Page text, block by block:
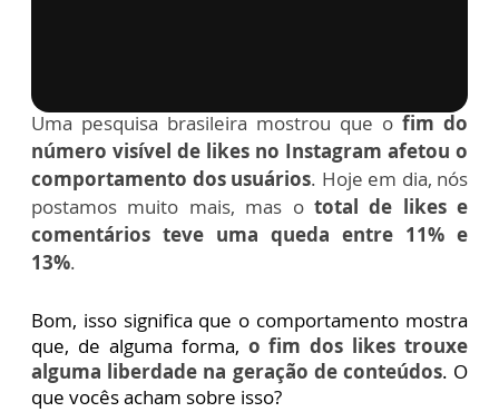
Uma pesquisa brasileira mostrou que o fim do
número visível de likes no Instagram afetou o
comportamento dos usuários. Hoje em dia, nós
postamos muito mais, mas o total de likes e
comentários teve uma queda entre 11% e
13%.
Bom, isso significa que o comportamento mostra
que, de alguma forma, o fim dos likes trouxe
alguma liberdade na geração de conteúdos. O
que vocês acham sobre isso?